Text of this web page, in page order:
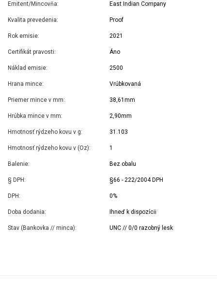
Emitent/Mincovňa: East Indian Company
Kvalita prevedenia: Proof
Rok emisie: 2021
Certifikát pravosti: Áno
Náklad emisie: 2500
Hrana mince: Vrúbkovaná
Priemer mince v mm: 38,61mm
Hrúbka mince v mm: 2,90mm
Hmotnosť rýdzeho kovu v g: 31.103
Hmotnosť rýdzeho kovu v (Oz): 1
Balenie: Bez obalu
§ DPH: §66 - 222/2004 DPH
DPH: 0%
Doba dodania: Ihneď k dispozícii
Stav (Bankovka // minca): UNC // 0/0 razobný lesk